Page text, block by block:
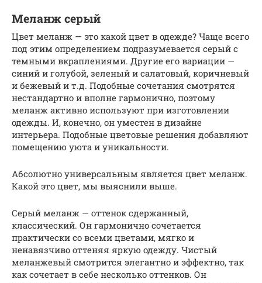
Меланж серый
Цвет меланж — это какой цвет в одежде? Чаще всего
под этим определением подразумевается серый с
темными вкраплениями. Другие его вариации —
синий и голубой, зеленый и салатовый, коричневый
и бежевый и т.д. Подобные сочетания смотрятся
нестандартно и вполне гармонично, поэтому
меланж активно используют при изготовлении
одежды. И, конечно, он уместен в дизайне
интерьера. Подобные цветовые решения добавляют
помещению уюта и уникальности.
Абсолютно универсальным является цвет меланж.
Какой это цвет, мы выяснили выше.
Серый меланж — оттенок сдержанный,
классический. Он гармонично сочетается
практически со всеми цветами, мягко и
ненавязчиво оттеняя яркую одежду. Чистый
меланжевый смотрится элегантно и эффектно, так
как сочетает в себе несколько оттенков. Он